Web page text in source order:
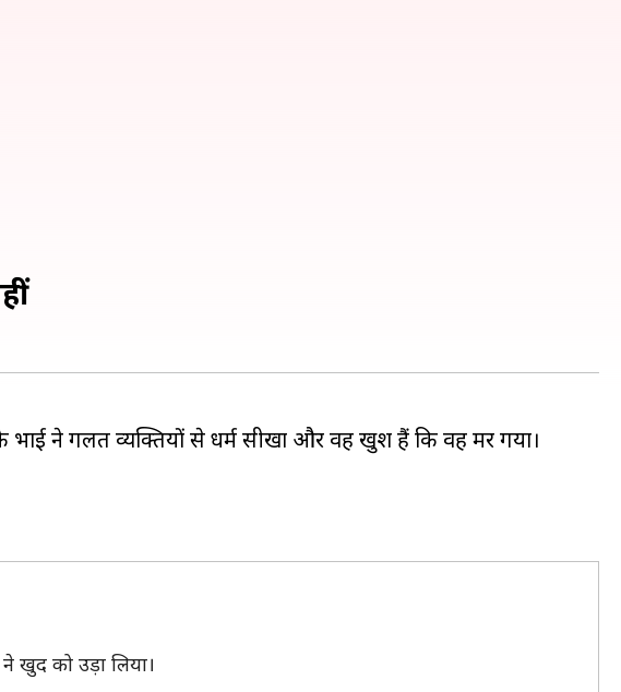
भाई ने गलत व्यक्तियों से धर्म सीखा और वह खुश हैं कि वह मर गया।
खुद को उड़ा लिया।